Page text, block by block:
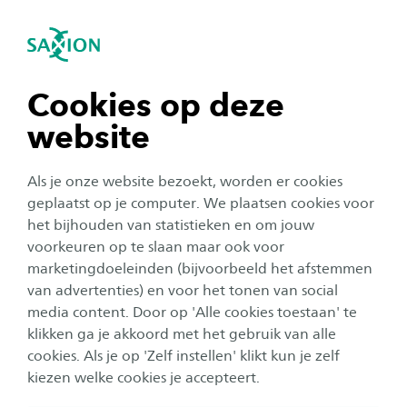
Cookies op deze
website
Als je onze website bezoekt, worden er cookies
geplaatst op je computer. We plaatsen cookies voor
het bijhouden van statistieken en om jouw
voorkeuren op te slaan maar ook voor
marketingdoeleinden (bijvoorbeeld het afstemmen
van advertenties) en voor het tonen van social
media content. Door op 'Alle cookies toestaan' te
klikken ga je akkoord met het gebruik van alle
cookies. Als je op 'Zelf instellen' klikt kun je zelf
kiezen welke cookies je accepteert.
Navigatie openen
tonen
tonen
tonen
tonen
sluiten
Integrale Veiligheidskunde
Subnavigatie tonen
Bij de opleiding Integrale
Veiligheidskunde word jij
expert in veiligheid